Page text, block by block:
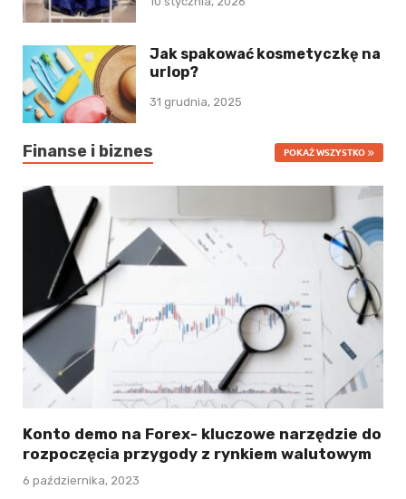
Jak spakować kosmetyczkę na
urlop?
31 grudnia, 2025
Finanse i biznes POKAŻ WSZYSTKO
Konto demo na Forex- kluczowe narzędzie do
rozpoczęcia przygody z rynkiem walutowym
6 października, 2023